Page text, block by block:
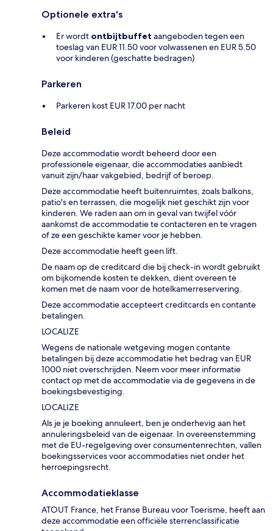
Optionele extra's
Er wordt ontbijtbuffet aangeboden tegen een
toeslag van EUR 11.50 voor volwassenen en EUR 5.50
voor kinderen (geschatte bedragen)
Parkeren
Parkeren kost EUR 17.00 per nacht
Beleid
Deze accommodatie wordt beheerd door een
professionele eigenaar, die accommodaties aanbiedt
vanuit zijn/haar vakgebied, bedrijf of beroep.
Deze accommodatie heeft buitenruimtes, zoals balkons,
patio's en terrassen, die mogelijk niet geschikt zijn voor
kinderen. We raden aan om in geval van twijfel vóór
aankomst de accommodatie te contacteren en te vragen
of ze een geschikte kamer voor je hebben.
Deze accommodatie heeft geen lift.
De naam op de creditcard die bij check-in wordt gebruikt
om bijkomende kosten te dekken, dient overeen te
komen met de naam voor de hotelkamerreservering.
Deze accommodatie accepteert creditcards en contante
betalingen.
LOCALIZE
Wegens de nationale wetgeving mogen contante
betalingen bij deze accommodatie het bedrag van EUR
1000 niet overschrijden. Neem voor meer informatie
contact op met de accommodatie via de gegevens in de
boekingsbevestiging.
LOCALIZE
Als je je boeking annuleert, ben je onderhevig aan het
annuleringsbeleid van de eigenaar. In overeenstemming
met de EU-regelgeving over consumentenrechten, vallen
boekingsservices voor accommodaties niet onder het
herroepingsrecht.
Accommodatieklasse
ATOUT France, het Franse Bureau voor Toerisme, heeft aan
deze accommodatie een officiële sterrenclassificatie